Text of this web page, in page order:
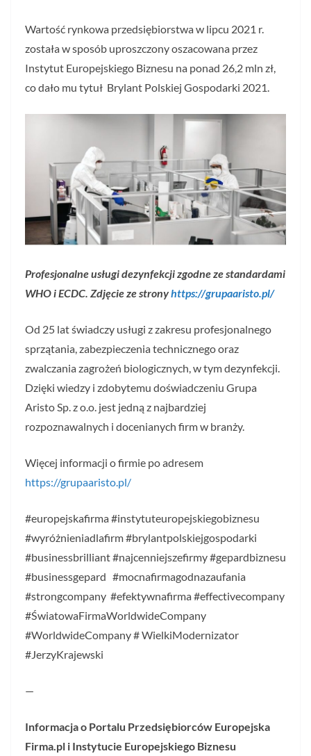
Wartość rynkowa przedsiębiorstwa w lipcu 2021 r.
została w sposób uproszczony oszacowana przez
Instytut Europejskiego Biznesu na ponad 26,2 mln zł,
co dało mu tytuł Brylant Polskiej Gospodarki 2021.
Profesjonalne usługi dezynfekcji zgodne ze standardami
WHO i ECDC. Zdjęcie ze stronyhttps://grupaaristo.pl/
Od 25 lat świadczy usługi z zakresu profesjonalnego
sprzątania, zabezpieczenia technicznego oraz
zwalczania zagrożeń biologicznych, w tym dezynfekcji.
Dzięki wiedzy i zdobytemu doświadczeniu Grupa
Aristo Sp. z o.o. jest jedną z najbardziej
rozpoznawalnych i docenianych firm w branży.
Więcej informacji o firmie po adresem
https://grupaaristo.pl/
#europejskafirma #instytuteuropejskiegobiznesu
#wyróżnieniadlafirm #brylantpolskiejgospodarki
#businessbrilliant #najcenniejszefirmy #gepardbiznesu
#businessgepard #mocnafirmagodnazaufania
#strongcompany #efektywnafirma #effectivecompany
#ŚwiatowaFirmaWorldwideCompany
#WorldwideCompany # WielkiModernizator
#JerzyKrajewski
—
Informacja o Portalu Przedsiębiorców Europejska
Firma.pl i Instytucie Europejskiego Biznesu